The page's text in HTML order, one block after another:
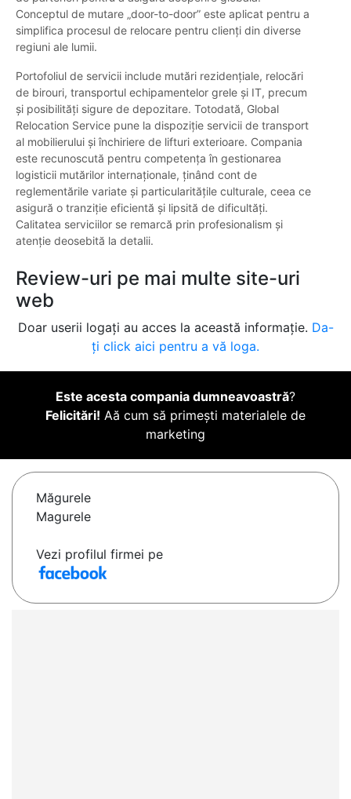
Conceptul de mutare „door-to-door” este aplicat pentru a
simplifica procesul de relocare pentru clienți din diverse
regiuni ale lumii.
Portofoliul de servicii include mutări rezidențiale, relocări
de birouri, transportul echipamentelor grele și IT, precum
și posibilități sigure de depozitare. Totodată, Global
Relocation Service pune la dispoziție servicii de transport
al mobilierului și închiriere de lifturi exterioare. Compania
este recunoscută pentru competența în gestionarea
logisticii mutărilor internaționale, ținând cont de
reglementările variate și particularitățile culturale, ceea ce
asigură o tranziție eficientă și lipsită de dificultăți.
Calitatea serviciilor se remarcă prin profesionalism și
atenție deosebită la detalii.
Review-uri pe mai multe site-uri
web
Doar userii logați au acces la această informație. Da-
ți click aici pentru a vă loga.
Este acesta compania dumneavoastră?
Felicitări! Aă cum să primești materialele de
marketing
Măgurele
Magurele
Vezi profilul firmei pe